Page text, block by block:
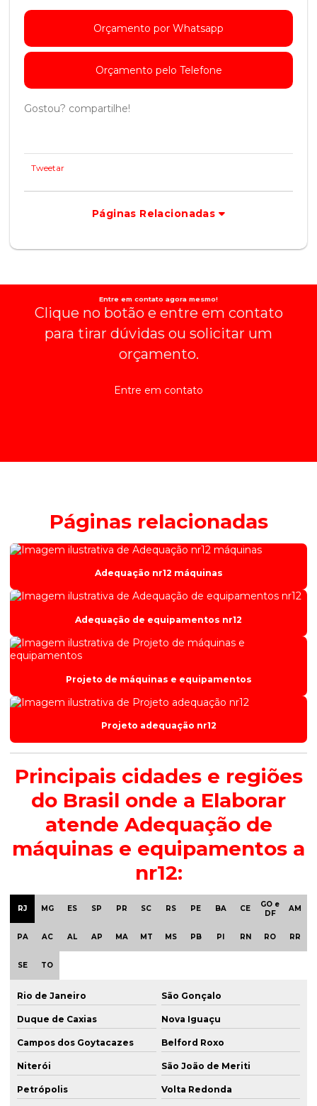
Orçamento por Whatsapp
Orçamento pelo Telefone
Gostou? compartilhe!
Tweetar
Páginas Relacionadas
Entre em contato agora mesmo!
Clique no botão e entre em contato
para tirar dúvidas ou solicitar um
orçamento.
Entre em contato
Páginas relacionadas
Adequação nr12 máquinas
Adequação de equipamentos nr12
Projeto de máquinas e equipamentos
Projeto adequação nr12
Principais cidades e regiões
do Brasil onde a Elaborar
atende Adequação de
máquinas e equipamentos a
nr12:
RJ MG ES SP PR SC RS PE BA CE
GO e
DF
AM
PA AC AL AP MA MT MS PB PI RN RO RR
SE TO
Rio de Janeiro São Gonçalo
Duque de Caxias Nova Iguaçu
Campos dos Goytacazes Belford Roxo
Niterói São João de Meriti
Petrópolis Volta Redonda